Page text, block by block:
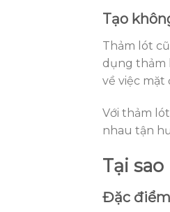
Tạo
Thảm lót
dụng thảm
về việc mặt
Với thảm
nhau tận
Tại
Đặc